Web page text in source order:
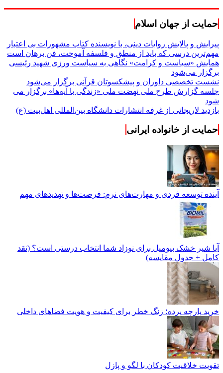
حمایت از جهان اسلام
پیرایش و پالایش روایات دینی، با نویسنده کتاب مشهورات بی اعتبار
مهم‌ترین درسی که باید از منطق و فلسفه آموخت، فن برهان است
همایش «سیاست و کرامت» نگاهی به سیاست ورزی شهید رئیسی
برگزار می‌شود
نشست تخصصی داوران و پیشکسوتان قرآنی برگزار می‌شود
جلسه گزارش طرح ملی نهضت ملی «زندگی با آیه‌ها» برگزار می
شود
بازدید لاریجانی از غرفه انتشارات دانشگاه بین‌المللی اهل‌بیت (ع)
حمایت از خانواده ایرانی
آینده توسعه فردی و مهارت‌های نرم: فرصت‌ها و تهدیدهای مهم
آیا شیر خشک بیومیل برای نوزاد شما انتخاب درستی است؟ (نقد
کامل + جدول مقایسه)
خرید پارچه پرده؛ زنگ خطر برای کیفیت و هویت فضاهای داخلی
تقویت خلاقیت کودکان با لگو و پازل